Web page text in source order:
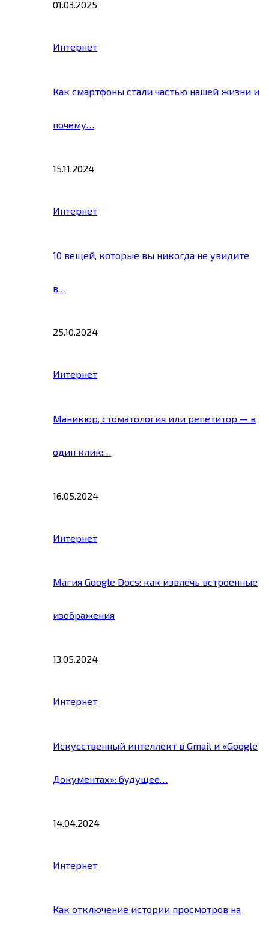
01.03.2025
Интернет
Как смартфоны стали частью нашей жизни и
почему…
15.11.2024
Интернет
10 вещей, которые вы никогда не увидите
в…
25.10.2024
Интернет
Маникюр, стоматология или репетитор — в
один клик:…
16.05.2024
Интернет
Магия Google Docs: как извлечь встроенные
изображения
13.05.2024
Интернет
Искусственный интеллект в Gmail и «Google
Документах»: будущее…
14.04.2024
Интернет
Как отключение истории просмотров на